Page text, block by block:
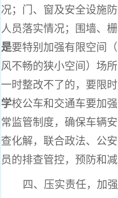
况；门、窗及安全设施
人员落实情况；围墙、
是要特别加强有限空间
风不畅的狭小空间）场
一时整改不了的，要限
学校公车和交通车要加
常监管制度，确保车辆安
查化解，联合政法、公
员的排查管控，预防和
四、压实责任，加强